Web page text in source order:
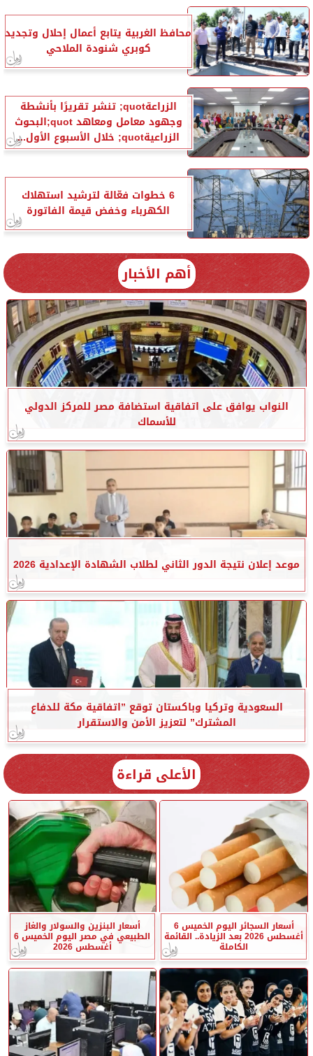
محافظ الغربية يتابع أعمال إحلال وتجديد
كوبري شنودة الملاحي
الزراعةquot; تنشر تقريرًا بأنشطة
وجهود معامل ومعاهد quot;البحوث
الزراعيةquot; خلال الأسبوع الأول...
6 خطوات فعّالة لترشيد استهلاك
الكهرباء وخفض قيمة الفاتورة
أهم الأخبار
النواب يوافق على اتفاقية استضافة مصر للمركز الدولي
للأسماك
موعد إعلان نتيجة الدور الثاني لطلاب الشهادة الإعدادية 2026
السعودية وتركيا وباكستان توقع ”اتفاقية مكة للدفاع
المشترك” لتعزيز الأمن والاستقرار
الأعلى قراءة
أسعار السجائر اليوم الخميس 6
أغسطس 2026 بعد الزيادة.. القائمة
الكاملة
أسعار البنزين والسولار والغاز
الطبيعي في مصر اليوم الخميس 6
أغسطس 2026